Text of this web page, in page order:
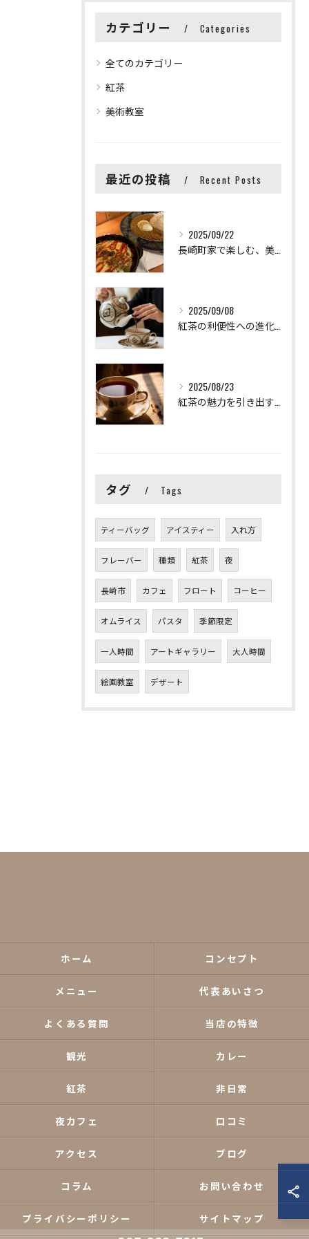
カテゴリー Categories
全てのカテゴリー
紅茶
美術教室
最近の投稿 Recent Posts
2025/09/22
2025/09/08
2025/08/23
タグ Tags
ティーバッグ アイスティー 入れ方
フレーバー 種類 紅茶 夜
長崎市 カフェ フロート コーヒー
オムライス パスタ 季節限定
一人時間 アートギャラリー 大人時間
絵画教室 デザート
ホーム コンセプト
メニュー 代表あいさつ
よくある質問 当店の特徴
観光 カレー
紅茶 非日常
夜カフェ 口コミ
アクセス ブログ
コラム お問い合わせ
プライバシーポリシー サイトマップ